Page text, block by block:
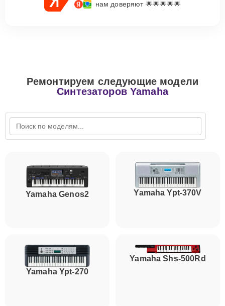
нам доверяют 🌟🌟🌟🌟🌟
Ремонтируем следующие модели
Синтезаторов Yamaha
Yamaha Genos2 Yamaha Ypt-370V
Yamaha Ypt-270
Yamaha Shs-500Rd